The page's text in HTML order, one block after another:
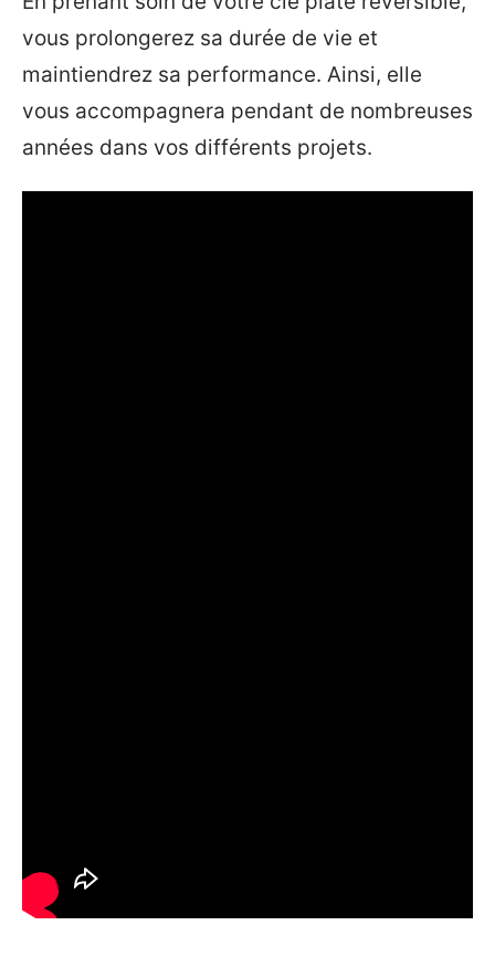
vous prolongerez sa durée de vie et
maintiendrez sa performance. Ainsi, elle
vous accompagnera pendant de nombreuses
années dans vos différents projets.